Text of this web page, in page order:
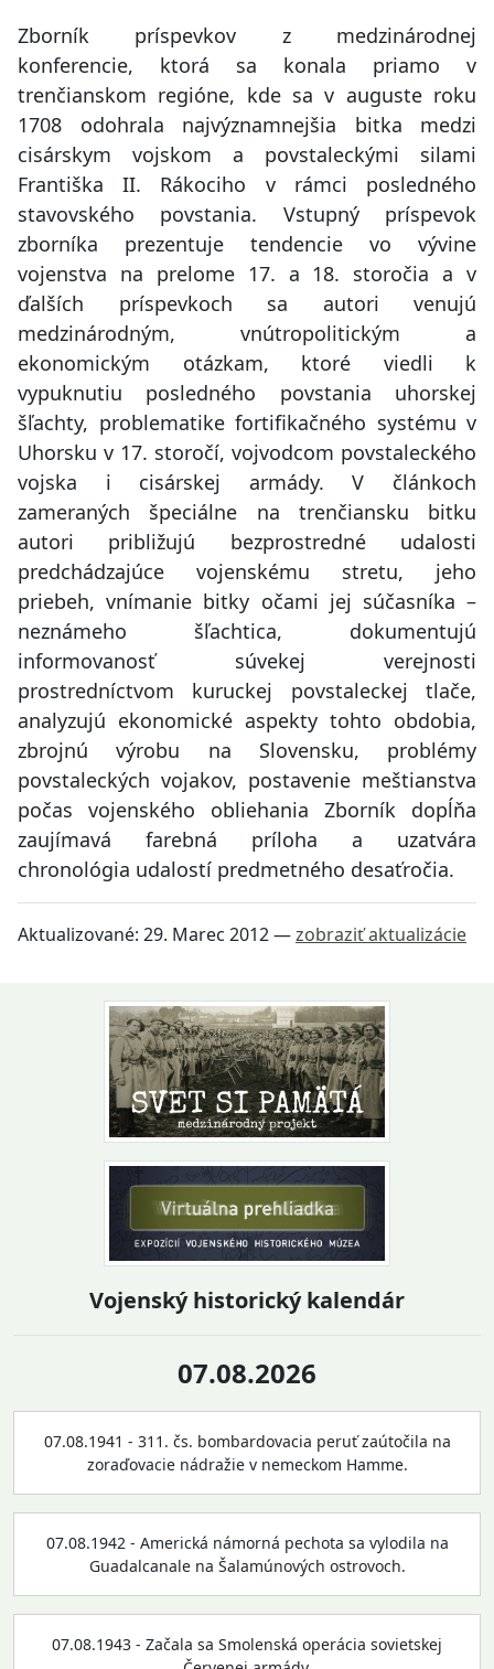
Zborník príspevkov z medzinárodnej
konferencie, ktorá sa konala priamo v
trenčianskom regióne, kde sa v auguste roku
1708 odohrala najvýznamnejšia bitka medzi
cisárskym vojskom a povstaleckými silami
Františka II. Rákociho v rámci posledného
stavovského povstania. Vstupný príspevok
zborníka prezentuje tendencie vo vývine
vojenstva na prelome 17. a 18. storočia a v
ďalších príspevkoch sa autori venujú
medzinárodným, vnútropolitickým a
ekonomickým otázkam, ktoré viedli k
vypuknutiu posledného povstania uhorskej
šľachty, problematike fortifikačného systému v
Uhorsku v 17. storočí, vojvodcom povstaleckého
vojska i cisárskej armády. V článkoch
zameraných špeciálne na trenčiansku bitku
autori približujú bezprostredné udalosti
predchádzajúce vojenskému stretu, jeho
priebeh, vnímanie bitky očami jej súčasníka –
neznámeho šľachtica, dokumentujú
informovanosť súvekej verejnosti
prostredníctvom kuruckej povstaleckej tlače,
analyzujú ekonomické aspekty tohto obdobia,
zbrojnú výrobu na Slovensku, problémy
povstaleckých vojakov, postavenie meštianstva
počas vojenského obliehania Zborník dopĺňa
zaujímavá farebná príloha a uzatvára
chronológia udalostí predmetného desaťročia.
Aktualizované: 29. Marec 2012—zobraziť aktualizácie
Vojenský historický kalendár
07.08.2026
07.08.1941 - 311. čs. bombardovacia peruť zaútočila na
zoraďovacie nádražie v nemeckom Hamme.
07.08.1942 - Americká námorná pechota sa vylodila na
Guadalcanale na Šalamúnových ostrovoch.
07.08.1943 - Začala sa Smolenská operácia sovietskej